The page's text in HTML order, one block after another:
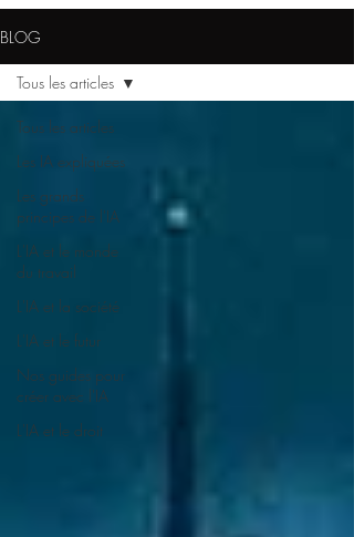
BLOG
Tous les articles
Les IA expliquées
Les grands
principes de l'IA
L'IA et le monde
du travail
L'IA et la société
L'IA et le futur
Nos guides pour
créer avec l'IA
L'IA et le droit
Tous les articles